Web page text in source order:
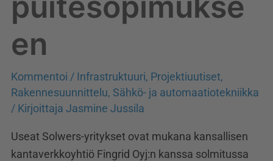
en
Kommentoi / Infrastruktuuri, Projektiuutiset,
Rakennesuunnittelu, Sähkö- ja automaatiotekniikka
/ Kirjoittaja Jasmine Jussila
Useat Solwers-yritykset ovat mukana kansallisen
kantaverkkoyhtiö Fingrid Oyj:n kanssa solmitussa